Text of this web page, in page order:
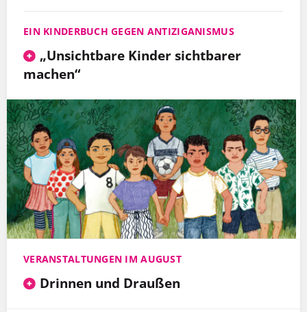
EIN KINDERBUCH GEGEN ANTIZIGANISMUS
„Unsichtbare Kinder sichtbarer
machen“
VERANSTALTUNGEN IM AUGUST
Drinnen und Draußen